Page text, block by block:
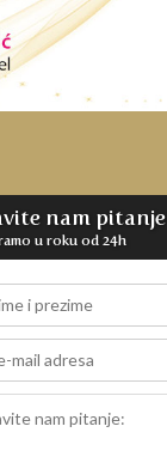
nam pitanje
u roku od 24h